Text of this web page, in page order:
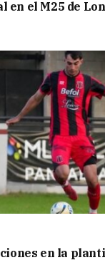
en el M25 de
en la